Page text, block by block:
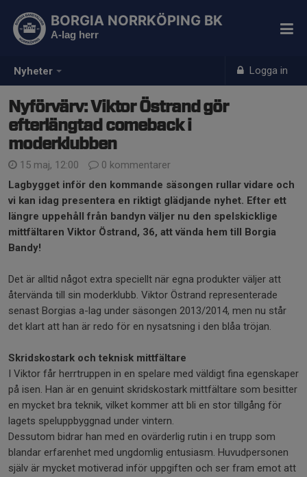
Nyheter Logga in
BORGIA NORRKÖPING BK
A-lag herr
Nyförvärv: Viktor Östrand gör
efterlängtad comeback i
moderklubben
15 maj, 12:00
0 kommentarer
Lagbygget inför den kommande säsongen rullar vidare och
vi kan idag presentera en riktigt glädjande nyhet. Efter ett
längre uppehåll från bandyn väljer nu den spelskicklige
mittfältaren Viktor Östrand, 36, att vända hem till Borgia
Bandy!
Det är alltid något extra speciellt när egna produkter väljer att
återvända till sin moderklubb. Viktor Östrand representerade
senast Borgias a-lag under säsongen 2013/2014, men nu står
det klart att han är redo för en nysatsning i den blåa tröjan.
Skridskostark och teknisk mittfältare
I Viktor får herrtruppen in en spelare med väldigt fina egenskaper
på isen. Han är en genuint skridskostark mittfältare som besitter
en mycket bra teknik, vilket kommer att bli en stor tillgång för
lagets speluppbyggnad under vintern.
Dessutom bidrar han med en ovärderlig rutin i en trupp som
blandar erfarenhet med ungdomlig entusiasm. Huvudpersonen
själv är mycket motiverad inför uppgiften och ser fram emot att